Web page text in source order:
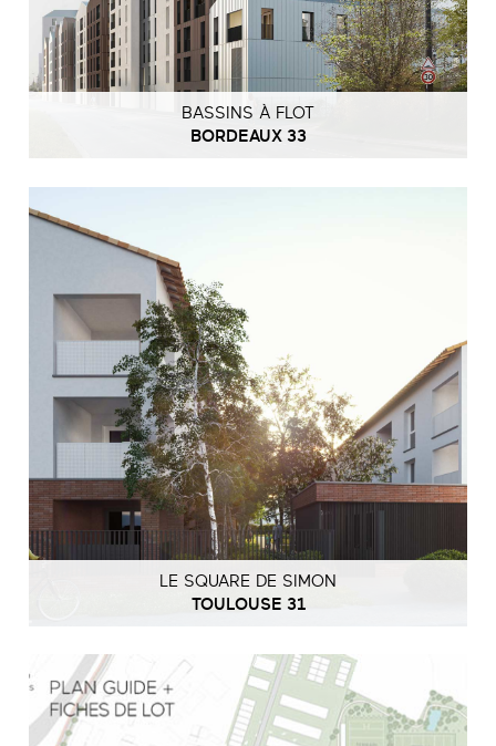
BASSINS À FLOT
BORDEAUX 33
LE SQUARE DE SIMON
TOULOUSE 31